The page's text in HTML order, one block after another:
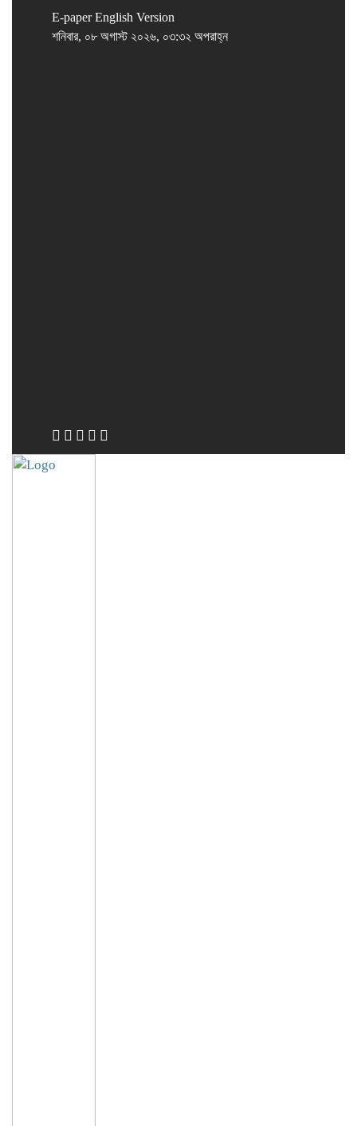
E-paper English Version
শনিবার, ০৮ অগাস্ট ২০২৬, ০৩:৩২ অপরাহ্ন